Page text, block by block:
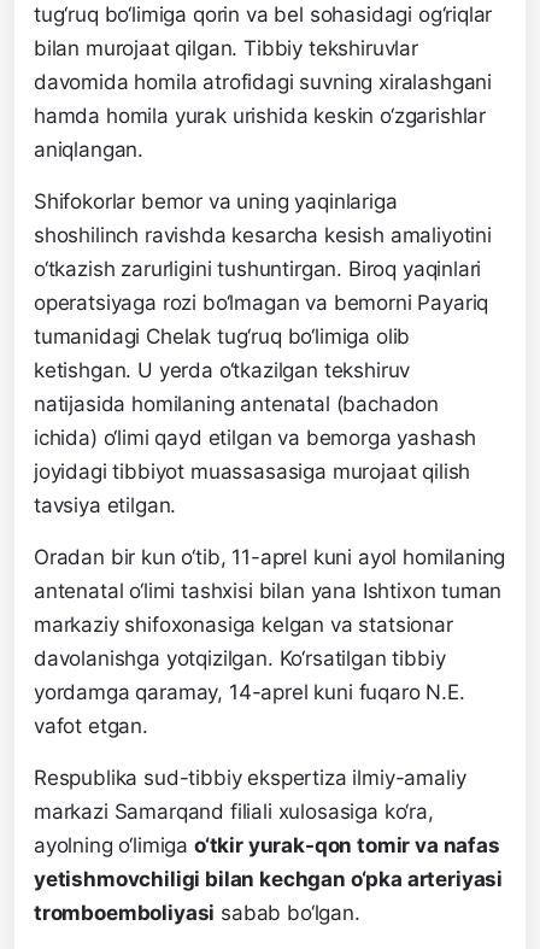
tug‘ruq bo‘limiga qorin va bel sohasidagi og‘riqlar
bilan murojaat qilgan. Tibbiy tekshiruvlar
davomida homila atrofidagi suvning xiralashgani
hamda homila yurak urishida keskin o‘zgarishlar
aniqlangan.
Shifokorlar bemor va uning yaqinlariga
shoshilinch ravishda kesarcha kesish amaliyotini
o‘tkazish zarurligini tushuntirgan. Biroq yaqinlari
operatsiyaga rozi bo‘lmagan va bemorni Payariq
tumanidagi Chelak tug‘ruq bo‘limiga olib
ketishgan. U yerda o‘tkazilgan tekshiruv
natijasida homilaning antenatal (bachadon
ichida) o‘limi qayd etilgan va bemorga yashash
joyidagi tibbiyot muassasasiga murojaat qilish
tavsiya etilgan.
Oradan bir kun o‘tib, 11-aprel kuni ayol homilaning
antenatal o‘limi tashxisi bilan yana Ishtixon tuman
markaziy shifoxonasiga kelgan va statsionar
davolanishga yotqizilgan. Ko‘rsatilgan tibbiy
yordamga qaramay, 14-aprel kuni fuqaro N.E.
vafot etgan.
Respublika sud-tibbiy ekspertiza ilmiy-amaliy
markazi Samarqand filiali xulosasiga ko‘ra,
ayolning o‘limiga o‘tkir yurak-qon tomir va nafas
yetishmovchiligi bilan kechgan o‘pka arteriyasi
tromboemboliyasi sabab bo‘lgan.